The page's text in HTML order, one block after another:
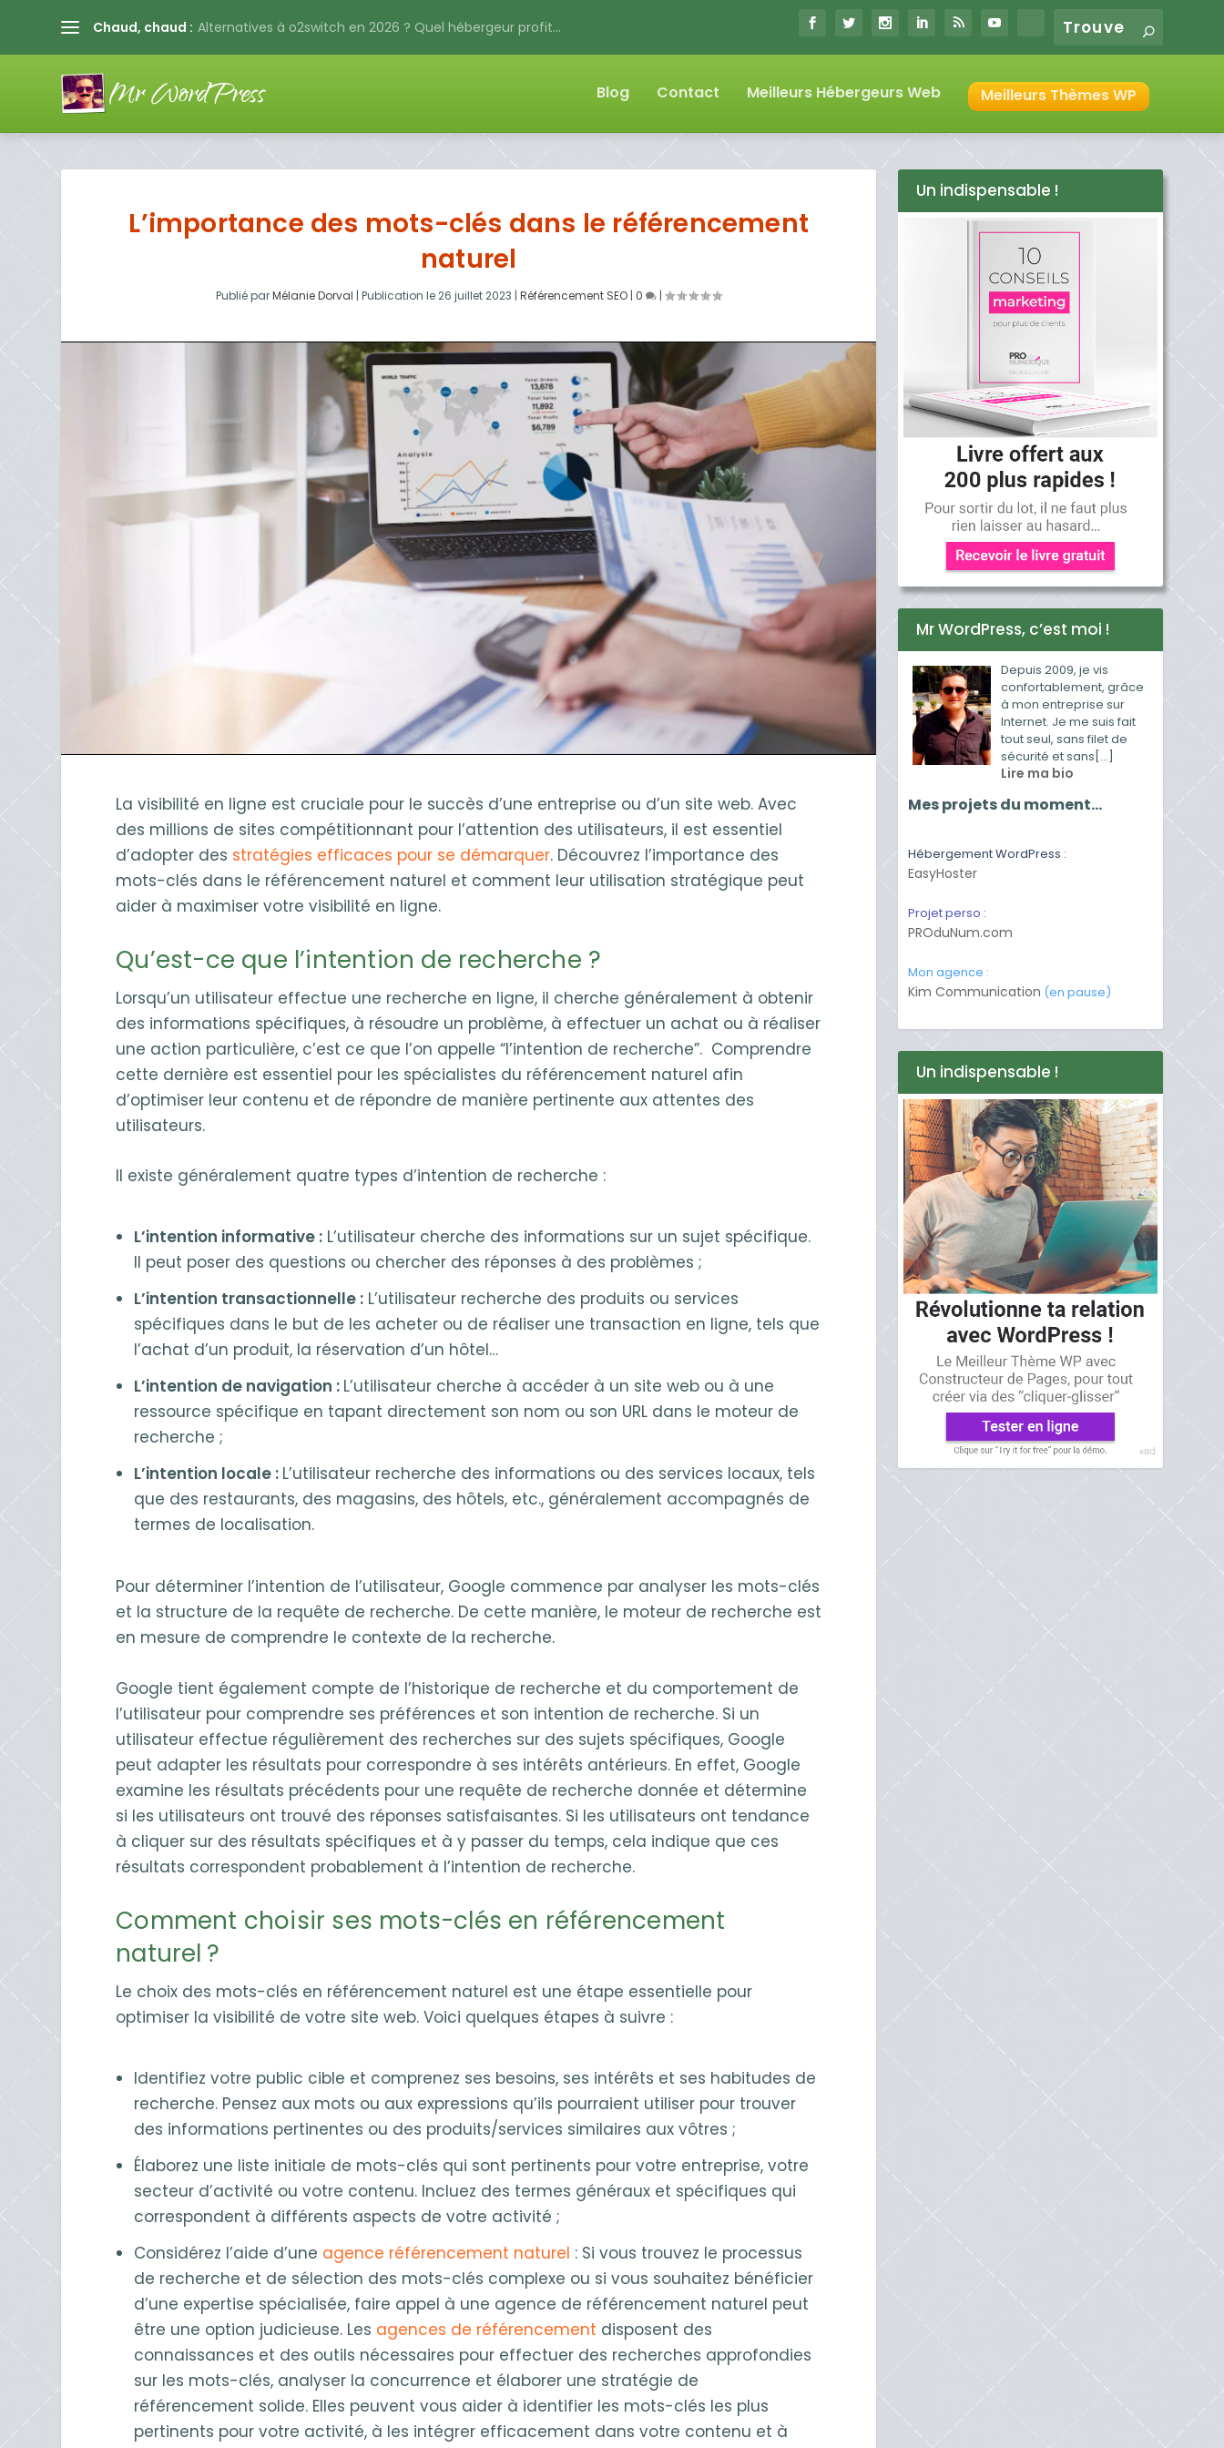
Chaud, chaud : Alternatives à o2switch en 2026 ? Quel hébergeur profit...
Blog Contact Meilleurs Hébergeurs Web Meilleurs Thèmes WP
L’importance des mots-clés dans le référencement
naturel
Publié parMélanie Dorval |Publication le26 juillet 2023 |Référencement SEO | 0 |
La visibilité en ligne est cruciale pour le succès d’une entreprise ou d’un site web. Avec
des millions de sites compétitionnant pour l’attention des utilisateurs, il est essentiel
d’adopter des stratégies efficaces pour se démarquer. Découvrez l’importance des
mots-clés dans le référencement naturel et comment leur utilisation stratégique peut
aider à maximiser votre visibilité en ligne.
Qu’est-ce que l’intention de recherche ?
Lorsqu’un utilisateur effectue une recherche en ligne, il cherche généralement à obtenir
des informations spécifiques, à résoudre un problème, à effectuer un achat ou à réaliser
une action particulière, c’est ce que l’on appelle “l’intention de recherche”. Comprendre
cette dernière est essentiel pour les spécialistes du référencement naturel afin
d’optimiser leur contenu et de répondre de manière pertinente aux attentes des
utilisateurs.
Il existe généralement quatre types d’intention de recherche :
L’intention informative :L’utilisateur cherche des informations sur un sujet spécifique.
Il peut poser des questions ou chercher des réponses à des problèmes ;
L’intention transactionnelle :L’utilisateur recherche des produits ou services
spécifiques dans le but de les acheter ou de réaliser une transaction en ligne, tels que
l’achat d’un produit, la réservation d’un hôtel…
L’intention de navigation : L’utilisateur cherche à accéder à un site web ou à une
ressource spécifique en tapant directement son nom ou son URL dans le moteur de
recherche ;
L’intention locale : L’utilisateur recherche des informations ou des services locaux, tels
que des restaurants, des magasins, des hôtels, etc., généralement accompagnés de
termes de localisation.
Pour déterminer l’intention de l’utilisateur, Google commence par analyser les mots-clés
et la structure de la requête de recherche. De cette manière, le moteur de recherche est
en mesure de comprendre le contexte de la recherche.
Google tient également compte de l’historique de recherche et du comportement de
l’utilisateur pour comprendre ses préférences et son intention de recherche. Si un
utilisateur effectue régulièrement des recherches sur des sujets spécifiques, Google
peut adapter les résultats pour correspondre à ses intérêts antérieurs. En effet, Google
examine les résultats précédents pour une requête de recherche donnée et détermine
si les utilisateurs ont trouvé des réponses satisfaisantes. Si les utilisateurs ont tendance
à cliquer sur des résultats spécifiques et à y passer du temps, cela indique que ces
résultats correspondent probablement à l’intention de recherche.
Comment choisir ses mots-clés en référencement
naturel ?
Le choix des mots-clés en référencement naturel est une étape essentielle pour
optimiser la visibilité de votre site web. Voici quelques étapes à suivre :
Identifiez votre public cible et comprenez ses besoins, ses intérêts et ses habitudes de
recherche. Pensez aux mots ou aux expressions qu’ils pourraient utiliser pour trouver
des informations pertinentes ou des produits/services similaires aux vôtres ;
Élaborez une liste initiale de mots-clés qui sont pertinents pour votre entreprise, votre
secteur d’activité ou votre contenu. Incluez des termes généraux et spécifiques qui
correspondent à différents aspects de votre activité ;
Considérez l’aide d’une agence référencement naturel : Si vous trouvez le processus
de recherche et de sélection des mots-clés complexe ou si vous souhaitez bénéficier
d’une expertise spécialisée, faire appel à une agence de référencement naturel peut
être une option judicieuse. Les agences de référencement disposent des
connaissances et des outils nécessaires pour effectuer des recherches approfondies
sur les mots-clés, analyser la concurrence et élaborer une stratégie de
référencement solide. Elles peuvent vous aider à identifier les mots-clés les plus
pertinents pour votre activité, à les intégrer efficacement dans votre contenu et à
Un indispensable !
Mr WordPress, c’est moi !
Depuis 2009, je vis
confortablement, grâce
à mon entreprise sur
Internet. Je me suis fait
tout seul, sans filet de
sécurité et sans[...]
Lire ma bio
Mes projets du moment…
Hébergement WordPress :
EasyHoster
Projet perso :
PROduNum.com
Mon agence :
Kim Communication (en pause)
Un indispensable !